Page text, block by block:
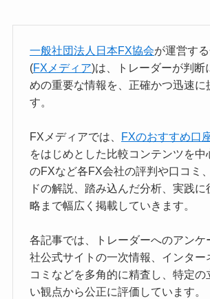
一般社団法人日本FX協会が運営す
(FXメディア)は、トレーダーが判断
めの重要な情報を、正確かつ迅速に
す。
FXメディアでは、
FXのおすすめ口
をはじめとした比較コンテンツを中
のFXなど各FX会社の評判や口コミ
ドの解説、踏み込んだ分析、実践
略まで幅広く掲載していきます。
各記事では、トレーダーへのアンケ
社公式サイトの一次情報、インター
コミなどを多角的に精査し、特定の
い観点から公正に評価しています。